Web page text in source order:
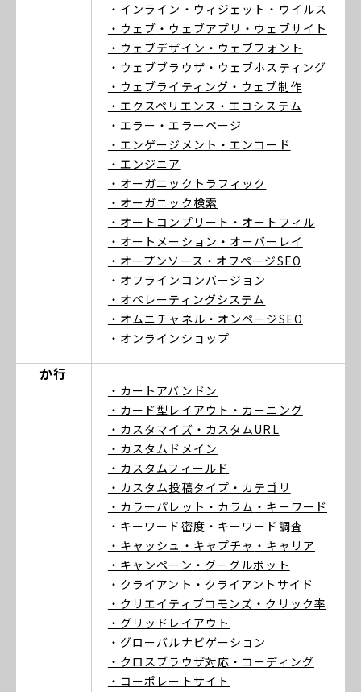
・インライン ・ウィジェット ・ウイルス
・ウェブ ・ウェブアプリ ・ウェブサイト
・ウェブデザイン ・ウェブフォント
・ウェブブラウザ ・ウェブホスティング
・ウェブライティング ・ウェブ制作
・エクスペリエンス ・エコシステム
・エラー ・エラーページ
・エンゲージメント ・エンコード
・エンジニア
・オーガニックトラフィック
・オーガニック検索
・オートコンプリート ・オートフィル
・オートメーション ・オーバーレイ
・オープンソース ・オフページSEO
・オフラインコンバージョン
・オペレーティングシステム
・オムニチャネル ・オンページSEO
・オンラインショップ
か行
・カートアバンドン
・カード型レイアウト ・カーニング
・カスタマイズ ・カスタムURL
・カスタムドメイン
・カスタムフィールド
・カスタム投稿タイプ ・カテゴリ
・カラーパレット ・カラム ・キーワード
・キーワード密度 ・キーワード調査
・キャッシュ ・キャプチャ ・キャリア
・キャンペーン ・グーグルボット
・クライアント ・クライアントサイド
・クリエイティブコモンズ ・クリック率
・グリッドレイアウト
・グローバルナビゲーション
・クロスブラウザ対応 ・コーディング
・コーポレートサイト